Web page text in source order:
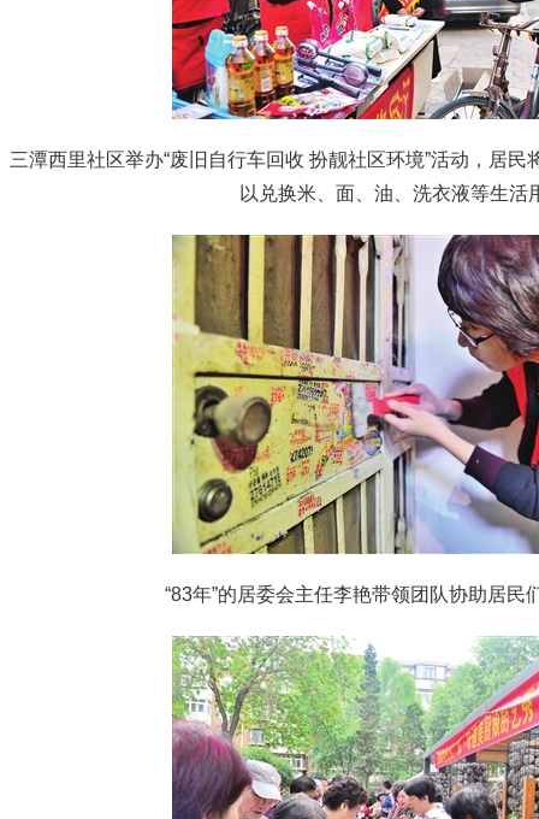
三潭西里社区举办“废旧自行车回收 扮靓社区环境”活动，居
以兑换米、面、油、洗衣液等生活
“83年”的居委会主任李艳带领团队协助居民